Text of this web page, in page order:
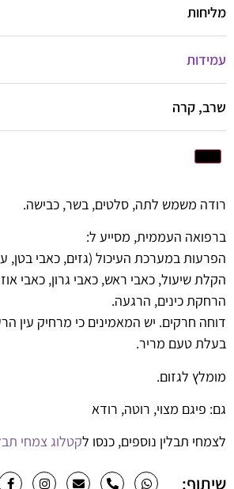
מליחות
עמידות
שרב, קרה
רודה משמש לתה, סלטים, בשר, כבישה.
ברפואה העממית, מסייע ל:
הפרעות במערכת העיכול (גזים, כאבי בטן,
הקלת שיעול, כאבי ראש, כאבי גרון, כאבי
הרחקת כינים, הרגעה.
דוחה חרקים. יש המאמינים כי מרחיק עין
בעלת טעם מריר.
מומלץ לגזום.
גם: פיגם מצוי, רוטה, רודא
לצמחי תבלין נוספים, כנסו לקטלוג צמחי
שיתוף: